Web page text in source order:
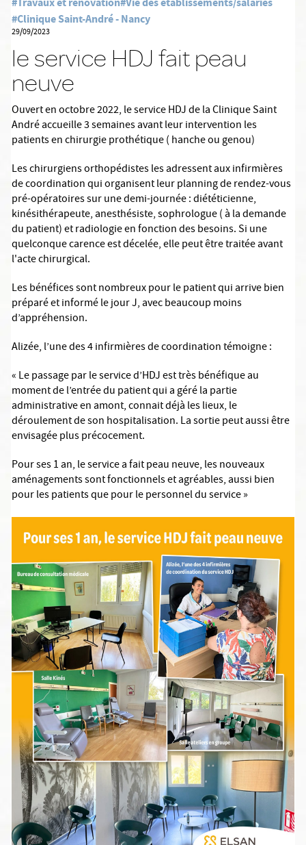
#Clinique Saint-André - Nancy
29/09/2023
le service HDJ fait peau
neuve
Ouvert en octobre 2022, le service HDJ de la Clinique Saint
André accueille 3 semaines avant leur intervention les
patients en chirurgie prothétique ( hanche ou genou)
Les chirurgiens orthopédistes les adressent aux infirmières
de coordination qui organisent leur planning de rendez-vous
pré-opératoires sur une demi-journée : diététicienne,
kinésithérapeute, anesthésiste, sophrologue ( à la demande
du patient) et radiologie en fonction des besoins. Si une
quelconque carence estdécelée, elle peut être traitée avant
l'acte chirurgical.
Les bénéfices sont nombreux pour le patient qui arrive bien
préparé et informé le jour J, avec beaucoup moins
d’appréhension.
Alizée, l’une des 4 infirmières de coordination témoigne :
« Le passage par le service d’HDJ est très bénéfique au
moment de l’entrée du patient qui a géré la partie
administrative en amont, connait déjà les lieux, le
déroulement de son hospitalisation. La sortie peut aussi être
envisagée plus précocement.
Pour ses 1 an, le service a fait peau neuve, les nouveaux
aménagements sont fonctionnels et agréables, aussi bien
pour les patients que pour le personnel du service »